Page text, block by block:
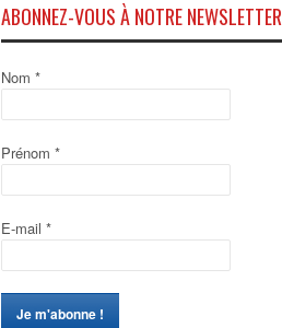
ABONNEZ-VOUS À NOTRE NEWSLETTER
Nom *
Prénom *
E-mail *